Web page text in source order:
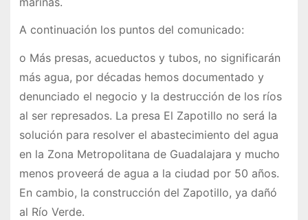
A continuación los puntos del comunicado:
o Más presas, acueductos y tubos, no significarán
más agua, por décadas hemos documentado y
denunciado el negocio y la destrucción de los ríos
al ser represados. La presa El Zapotillo no será la
solución para resolver el abastecimiento del agua
en la Zona Metropolitana de Guadalajara y mucho
menos proveerá de agua a la ciudad por 50 años.
En cambio, la construcción del Zapotillo, ya dañó
al Río Verde.